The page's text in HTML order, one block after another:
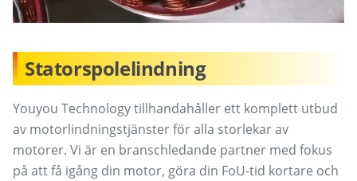
Statorspolelindning
Youyou Technology tillhandahåller ett komplett utbud
av motorlindningstjänster för alla storlekar av
motorer. Vi är en branschledande partner med fokus
på att få igång din motor, göra din FoU-tid kortare och